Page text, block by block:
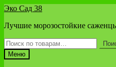
Перейти
навигации
Перейти
содержимому
Эко Сад 38
Лучшие морозостойкие
Искать:
Меню